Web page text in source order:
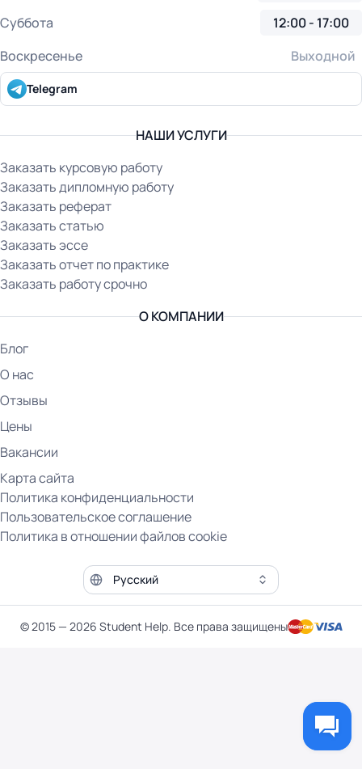
НАШИ УСЛУГИ
Заказать курсовую работу
Заказать дипломную работу
Заказать реферат
Заказать статью
Заказать эссе
Заказать отчет по практике
Заказать работу срочно
О КОМПАНИИ
Блог
О нас
Отзывы
Цены
Вакансии
Карта сайта
Политика конфиденциальности
Пользовательское соглашение
Политика в отношении файлов cookie
Суббота
12:00 - 17:00
Воскресенье
Выходной
Telegram
Язык сайта
© 2015 — 2026 Student Help. Все права защищены